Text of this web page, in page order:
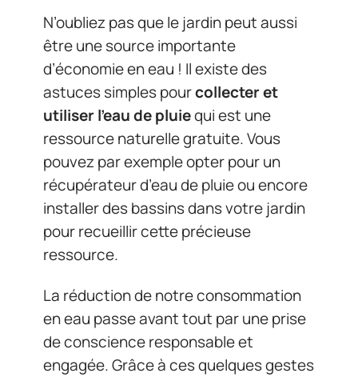
N’oubliez pas que le jardin peut aussi
être une source importante
d’économie en eau ! Il existe des
astuces simples pourcollecter et
utiliser l’eau de pluiequi est une
ressource naturelle gratuite. Vous
pouvez par exemple opter pour un
récupérateur d’eau de pluie ou encore
installer des bassins dans votre jardin
pour recueillir cette précieuse
ressource.
La réduction de notre consommation
en eau passe avant tout par une prise
de conscience responsable et
engagée. Grâce à ces quelques gestes